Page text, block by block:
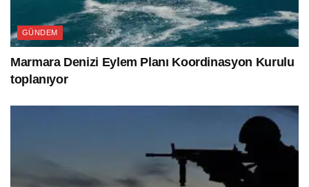
GÜNDEM
Marmara Denizi Eylem Planı Koordinasyon Kurulu
toplanıyor